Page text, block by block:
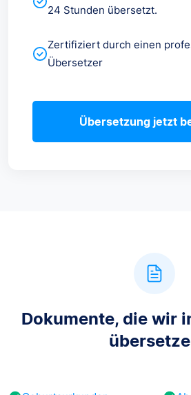
24 Stunden übersetzt.
Zertifiziert durch einen
Übersetzer
Übersetzung jetzt
Dokumente, die wir